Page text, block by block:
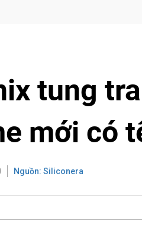
tung
mới có
Nguồn: Siliconera